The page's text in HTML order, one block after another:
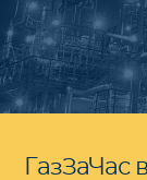
ГазЗаЧас